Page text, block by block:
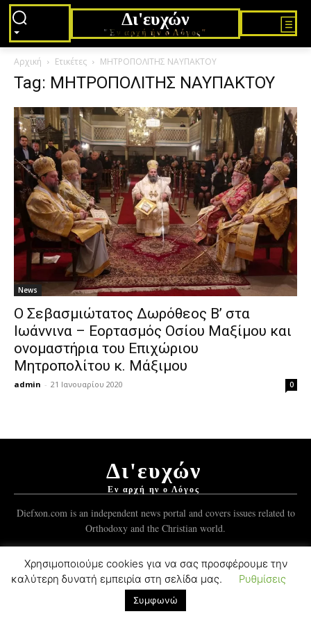
Δι'ευχών
"Εν αρχή ήν ο Λόγος"
Αρχική Ετικέτες ΜΗΤΡΟΠΟΛΙΤΗΣ ΝΑΥΠΑΚΤΟΥ
Tag: ΜΗΤΡΟΠΟΛΙΤΗΣ ΝΑΥΠΑΚΤΟΥ
News
Ο Σεβασμιώτατος Δωρόθεος Β’ στα
Ιωάννινα – Εορτασμός Οσίου Μαξίμου και
ονομαστήρια του Επιχώριου
Μητροπολίτου κ. Μάξιμου
admin - 21 Ιανουαρίου 2020 0
Δι'ευχών
Εν αρχή ην ο Λόγος
Diefxon.com is an independent news portal and covers issues related to
Orthodoxy and the Christian world.
© 2012-2021 Mykonos Ticker Group. ForgedSoft™ Development.
Χρησιμοποιούμε cookies για να σας προσφέρουμε την
καλύτερη δυνατή εμπειρία στη σελίδα μας.
Ρυθμίσεις
Συμφωνώ